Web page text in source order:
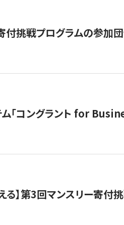
付挑戦プログラムの参加
「コングラント for
】​​第3回マンスリー寄付